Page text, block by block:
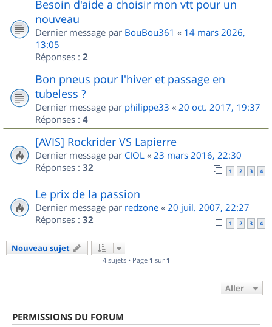
Besoin d'aide a choisir mon vtt pour un
nouveau
Dernier message par BouBou361 « 14 mars 2026,
13:05
Réponses : 2
Bon pneus pour l'hiver et passage en
tubeless ?
Dernier message par philippe33 « 20 oct. 2017, 19:37
Réponses : 4
[AVIS] Rockrider VS Lapierre
Dernier message par CIOL « 23 mars 2016, 22:30
Réponses : 32 1 2 3 4
Le prix de la passion
Dernier message par redzone « 20 juil. 2007, 22:27
Réponses : 32 1 2 3 4
Nouveau sujet
4 sujets • Page 1 sur 1
Aller
PERMISSIONS DU FORUM